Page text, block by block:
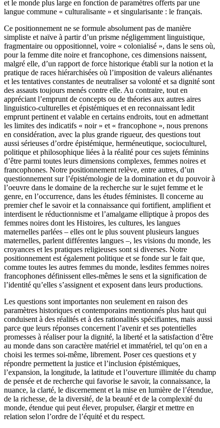
et le monde plus large en fonction de paramètres offerts par une
langue commune « culturalisante » et singularisante : le français.
Ce positionnement ne se formule absolument pas de manière
simpliste et naïve à partir d’un prisme négligemment linguistique,
fragmentaire ou oppositionnel, voire « colonialisé », dans le sens où,
pour la femme dite noire et francophone, ces dimensions naissent,
malgré elle, d’un rapport de force historique établi sur la notion et la
pratique de races hiérarchisées où l’imposition de valeurs aliénantes
et les tentatives constantes de neutraliser sa volonté et sa dignité sont
des assauts toujours menés contre elle. Au contraire, tout en
appréciant l’emprunt de concepts ou de théories aux autres aires
linguistico-culturelles et épistémiques et en reconnaissant ledit
emprunt pertinent et valable en certains endroits, tout en admettant
les limites des indicatifs « noir » et « francophone », nous prenons
en considération, avec la plus grande rigueur, des questions tout
aussi sérieuses d’ordre épistémique, herméneutique, socioculturel,
politique et philosophique liées à la réalité pour ces sujets féminins
d’être parmi toutes leurs dimensions complexes, femmes noires et
francophones. Notre positionnement relève, entre autres, d’un
questionnement sur l’épistémologie de la domination et du pouvoir à
l’oeuvre dans le domaine de la recherche sur le sujet femme et le
genre, en l’occurrence, dans les études féministes. Il concerne au
premier chef le savoir et la connaissance qui fortifient, amplifient et
interdisent le réductionnisme et l’amalgame elliptique à propos des
femmes noires dont les Histoires, les cultures, les langues
maternelles parlées – elles ont le plus souvent plusieurs langues
maternelles, parlent différentes langues –, les visions du monde, les
croyances et les pratiques religieuses sont si diverses. Notre
positionnement est également politique et se fonde sur le fait que,
comme toutes les autres femmes du monde, lesdites femmes noires
francophones définissent elles-mêmes le sens et la signification de
l’identité qu’elles s’assignent et exposent dans leurs productions.
Les questions sont importantes non seulement en raison des
paramètres historiques et contemporains mentionnés plus haut qui
conduisent à des réalités et à des rationalités spécifiantes, mais aussi
parce que leurs réponses concernent l’avenir et ses potentielles
promesses à réaliser pour la dignité, la liberté et la satisfaction d’être
au monde dans son caractère matériel et immatériel, tel qu’on en a
choisi les termes soi-même, librement. Poser ces questions et y
répondre permettent la justice et l’inclusion épistémiques,
l’expansion, la longitude, la latitude et l’ouverture illimitée du champ
de pensée et de recherche qui favorise le savoir, la connaissance, la
nuance, la clarté, le discernement et la mise en lumière de l’étendue,
de la richesse, de la diversité, de la beauté et de la complexité du
monde, étendue qui peut élever, propulser, élargir et mettre en
relation selon l’ordre de l’équité et du respect.